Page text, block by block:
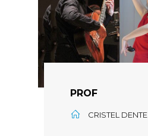
PROF
CRISTEL DENTE